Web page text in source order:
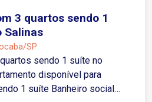
3 quartos sendo 1
Salinas
SP
sendo 1 suíte no
1 suíte Banheiro social